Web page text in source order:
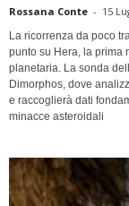
Rossana Conte - 15
La ricorrenza da poco
punto su Hera, la prima
planetaria. La sonda
Dimorphos, dove
e raccoglierà dati
minacce asteroidali